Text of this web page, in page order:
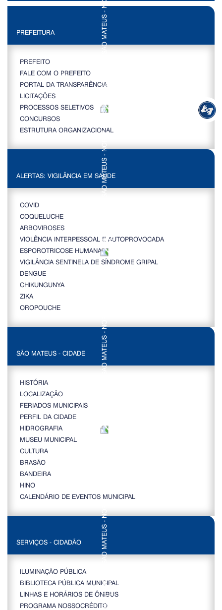
PREFEITURA
PREFEITO
FALE COM O PREFEITO
PORTAL DA TRANSPARÊNCIA
LICITAÇÕES
PROCESSOS SELETIVOS
CONCURSOS
ESTRUTURA ORGANIZACIONAL
ALERTAS: VIGILÂNCIA EM SAÚDE
COVID
COQUELUCHE
ARBOVIROSES
VIOLÊNCIA INTERPESSOAL E AUTOPROVOCADA
ESPOROTRICOSE HUMANA
VIGILÂNCIA SENTINELA DE SÍNDROME GRIPAL
DENGUE
CHIKUNGUNYA
ZIKA
OROPOUCHE
SÃO MATEUS - CIDADE
HISTÓRIA
LOCALIZAÇÃO
FERIADOS MUNICIPAIS
PERFIL DA CIDADE
HIDROGRAFIA
MUSEU MUNICIPAL
CULTURA
BRASÃO
BANDEIRA
HINO
CALENDÁRIO DE EVENTOS MUNICIPAL
SERVIÇOS - CIDADÃO
ILUMINAÇÃO PÚBLICA
BIBLIOTECA PÚBLICA MUNICIPAL
LINHAS E HORÁRIOS DE ÔNIBUS
PROGRAMA NOSSOCRÉDITO